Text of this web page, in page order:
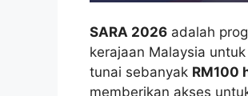
SARA 2026 adalah
kerajaan Malaysia
tunai sebanyak RM100
memberikan akses